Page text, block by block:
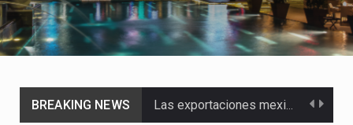
BREAKING NEWS Las exportaciones mexicanas de vehículos ligeros disminuyeron 9.67 % en julio a tasa anual, alcanzando…